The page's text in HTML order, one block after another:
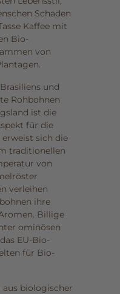
Schaden
Kaffee mit
Bio-
von
und
Rohbohnen
ist die
für die
sich die
traditionellen
von
verleihen
ihre
Billige
ominösen
EU-Bio-
für Bio-
aus biologischer